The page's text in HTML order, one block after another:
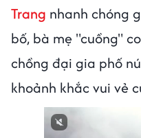
Trang nhanh chóng
bố, bà mẹ "cuồng"
chồng đại gia phố
khoảnh khắc vui vẻ